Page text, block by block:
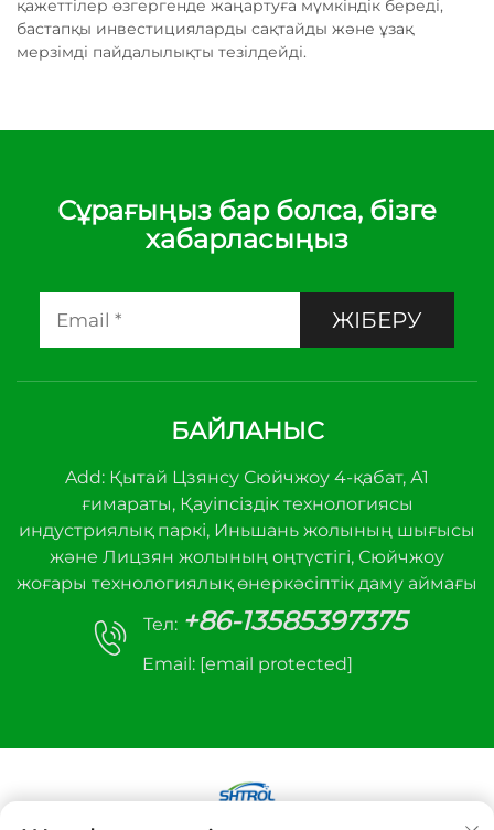
қажеттілер өзгергенде жаңартуға мүмкіндік береді,
бастапқы инвестицияларды сақтайды және ұзақ
мерзімді пайдалылықты тезілдейді.
Сұрағыңыз бар болса, бізге
хабарласыңыз
ЖІБЕРУ
БАЙЛАНЫС
Add: Қытай Цзянсу Сюйчжоу 4-қабат, А1
ғимараты, Қауіпсіздік технологиясы
индустриялық паркі, Иньшань жолының шығысы
және Лицзян жолының оңтүстігі, Сюйчжоу
жоғары технологиялық өнеркәсіптік даму аймағы
Тел: +86-13585397375
Email: [email protected]